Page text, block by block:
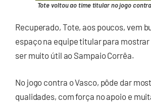
Tote voltou ao time titular no jogo
Recuperado, Tote, aos poucos, vem
espaço na equipe titular para mostrar
ser muito útil ao Sampaio Corrêa.
No jogo contra o Vasco, pôde dar
qualidades, com força no apoio e